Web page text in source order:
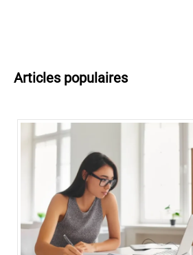
Articles populaires